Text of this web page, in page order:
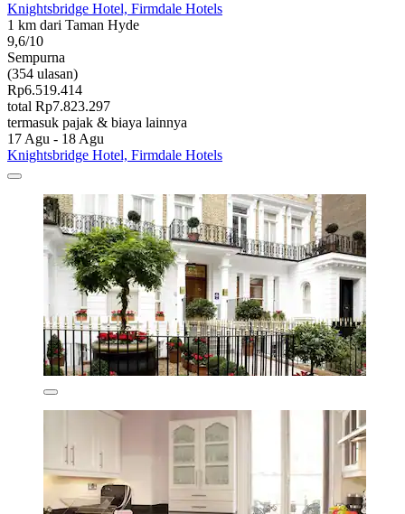
Knightsbridge Hotel, Firmdale Hotels
1 km dari Taman Hyde
9,6/10
Sempurna
(354 ulasan)
Rp6.519.414
total Rp7.823.297
termasuk pajak & biaya lainnya
17 Agu - 18 Agu
Knightsbridge Hotel, Firmdale Hotels